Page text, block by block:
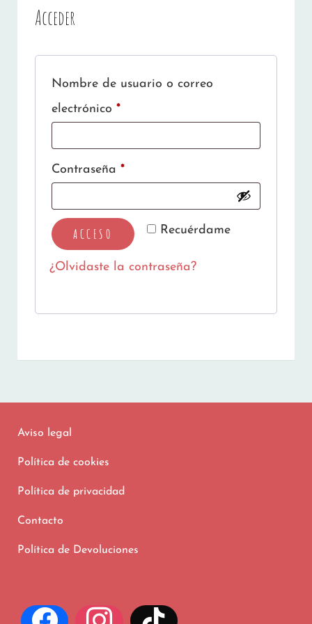
Acceder
Nombre de usuario o correo
electrónico *Obligatorio
Contraseña *Obligatorio
Recuérdame
ACCESO
¿Olvidaste la contraseña?
Aviso legal
Política de cookies
Política de privacidad
Contacto
Política de Devoluciones